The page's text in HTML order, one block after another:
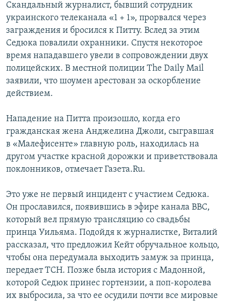
Скандальный журналист, бывший сотрудник
украинского телеканала «1 + 1», прорвался через
заграждения и бросился к Питту. Вслед за этим
Седюка повалили охранники. Спустя некоторое
время нападавшего увели в сопровождении двух
полицейских. В местной полиции The Daily Mail
заявили, что шоумен арестован за оскорбление
действием.
Нападение на Питта произошло, когда его
гражданская жена Анджелина Джоли, сыгравшая
в «Малефисенте» главную роль, находилась на
другом участке красной дорожки и приветствовала
поклонников, отмечает Газета.Ru.
Это уже не первый инцидент с участием Седюка.
Он прославился, появившись в эфире канала BBC,
который вел прямую трансляцию со свадьбы
принца Уильяма. Подойдя к журналистке, Виталий
рассказал, что предложил Кейт обручальное кольцо,
чтобы она передумала выходить замуж за принца,
передает ТСН. Позже была история с Мадонной,
которой Седюк принес гортензии, а поп-королева
их выбросила, за что ее осудили почти все мировые